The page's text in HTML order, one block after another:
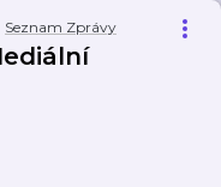
Seznam Zprávy